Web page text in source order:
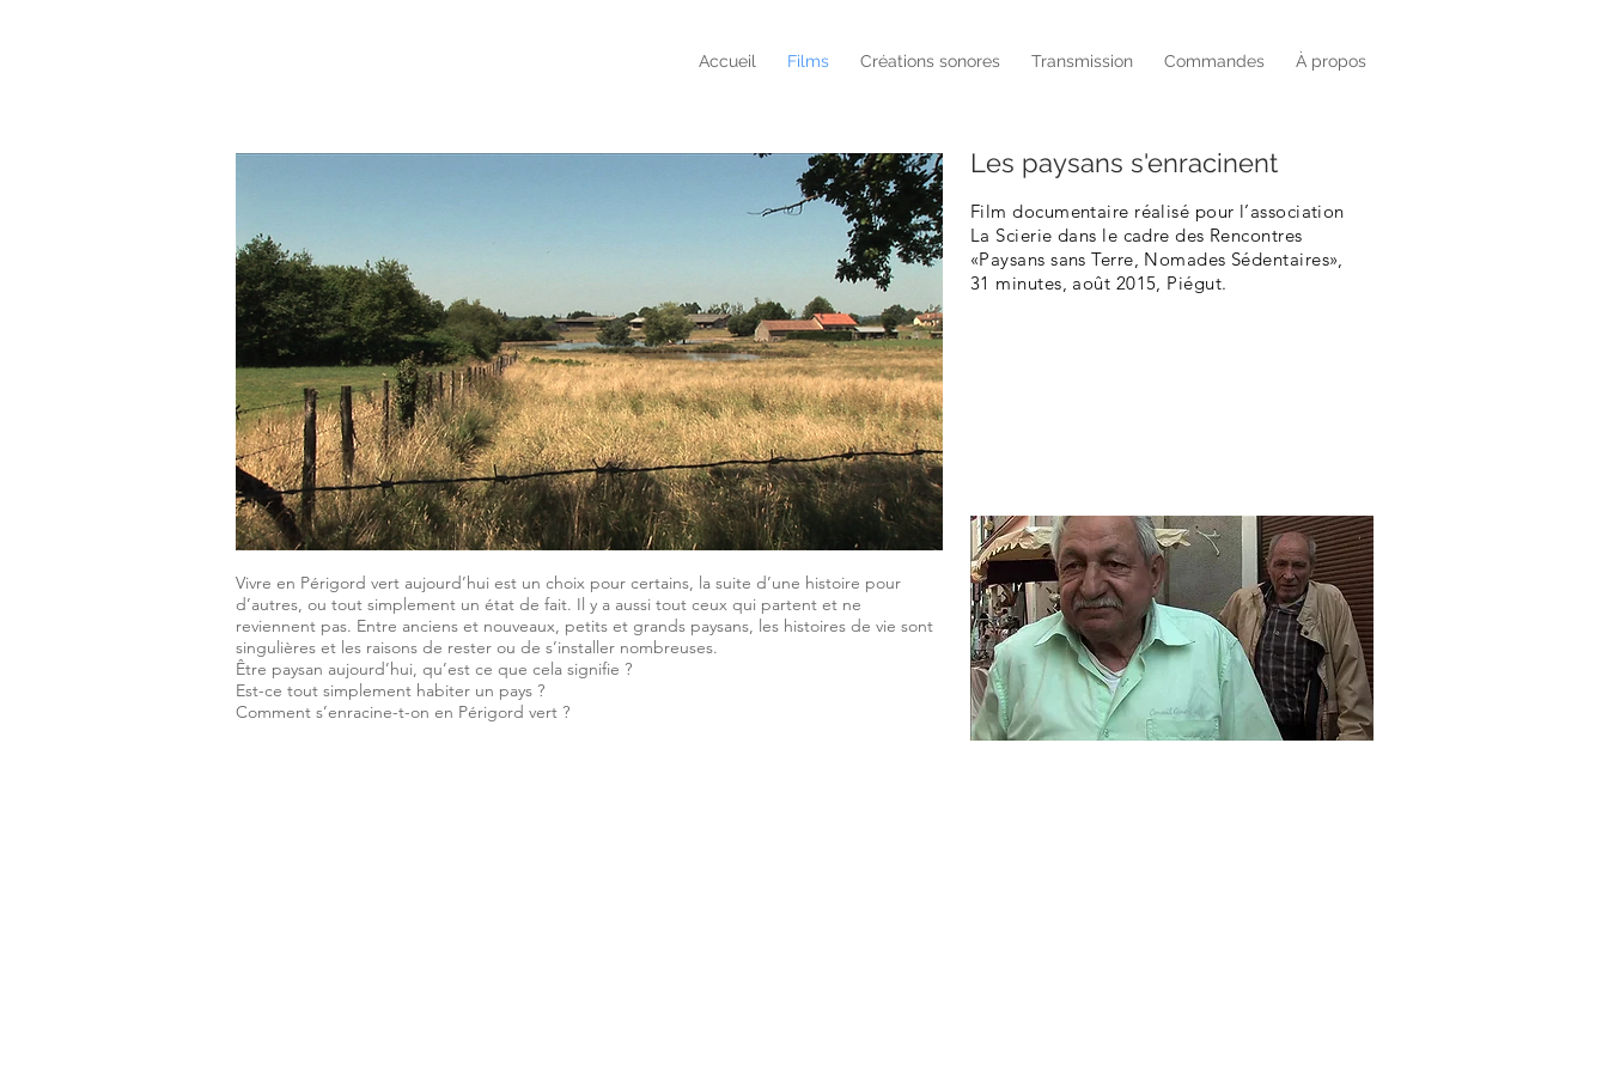
Accueil Films Créations sonores Transmission Commandes À propos
Vivre en Périgord vert aujourd’hui est un choix pour certains, la suite d’une histoire pour
d’autres, ou tout simplement un état de fait. Il y a aussi tout ceux qui partent et ne
reviennent pas. Entre anciens et nouveaux, petits et grands paysans, les histoires de vie sont
singulières et les raisons de rester ou de s’installer nombreuses.
Être paysan aujourd’hui, qu’est ce que cela signifie ?
Est-ce tout simplement habiter un pays ?
Comment s’enracine-t-on en Périgord vert ?
Les paysans s'enracinent
Film documentaire réalisé pour l’association
La Scierie dans le cadre des Rencontres
«Paysans sans Terre, Nomades Sédentaires»,
31 minutes, août 2015, Piégut.